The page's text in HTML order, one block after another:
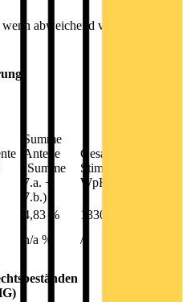
abweichend von 3.
Summe
Anteile
(Summe
7.a. +
7.b.)
Gesamtzahl der
Stimmrechte nach
WpHG
4,83 %
13300000
n/a % /